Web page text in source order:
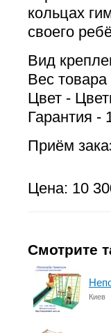
кольцах
своего
Вид
Вес товара
Цвет -
Гарантия -
Приём
Цена: 10
Смотрите
Киев